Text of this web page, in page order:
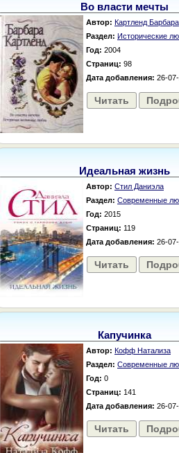
Во власти мечты
Автор: Картленд Барбара
Раздел: Исторические
Год: 2004
Страниц: 98
Дата добавления: 26-
Читать
Идеальная жизнь
Автор: Стил Даниэла
Раздел: Современные
Год: 2015
Страниц: 119
Дата добавления: 26-
Читать
Капучинка
Автор: Кофф Натализа
Раздел: Современные
Год: 0
Страниц: 141
Дата добавления: 26-
Читать